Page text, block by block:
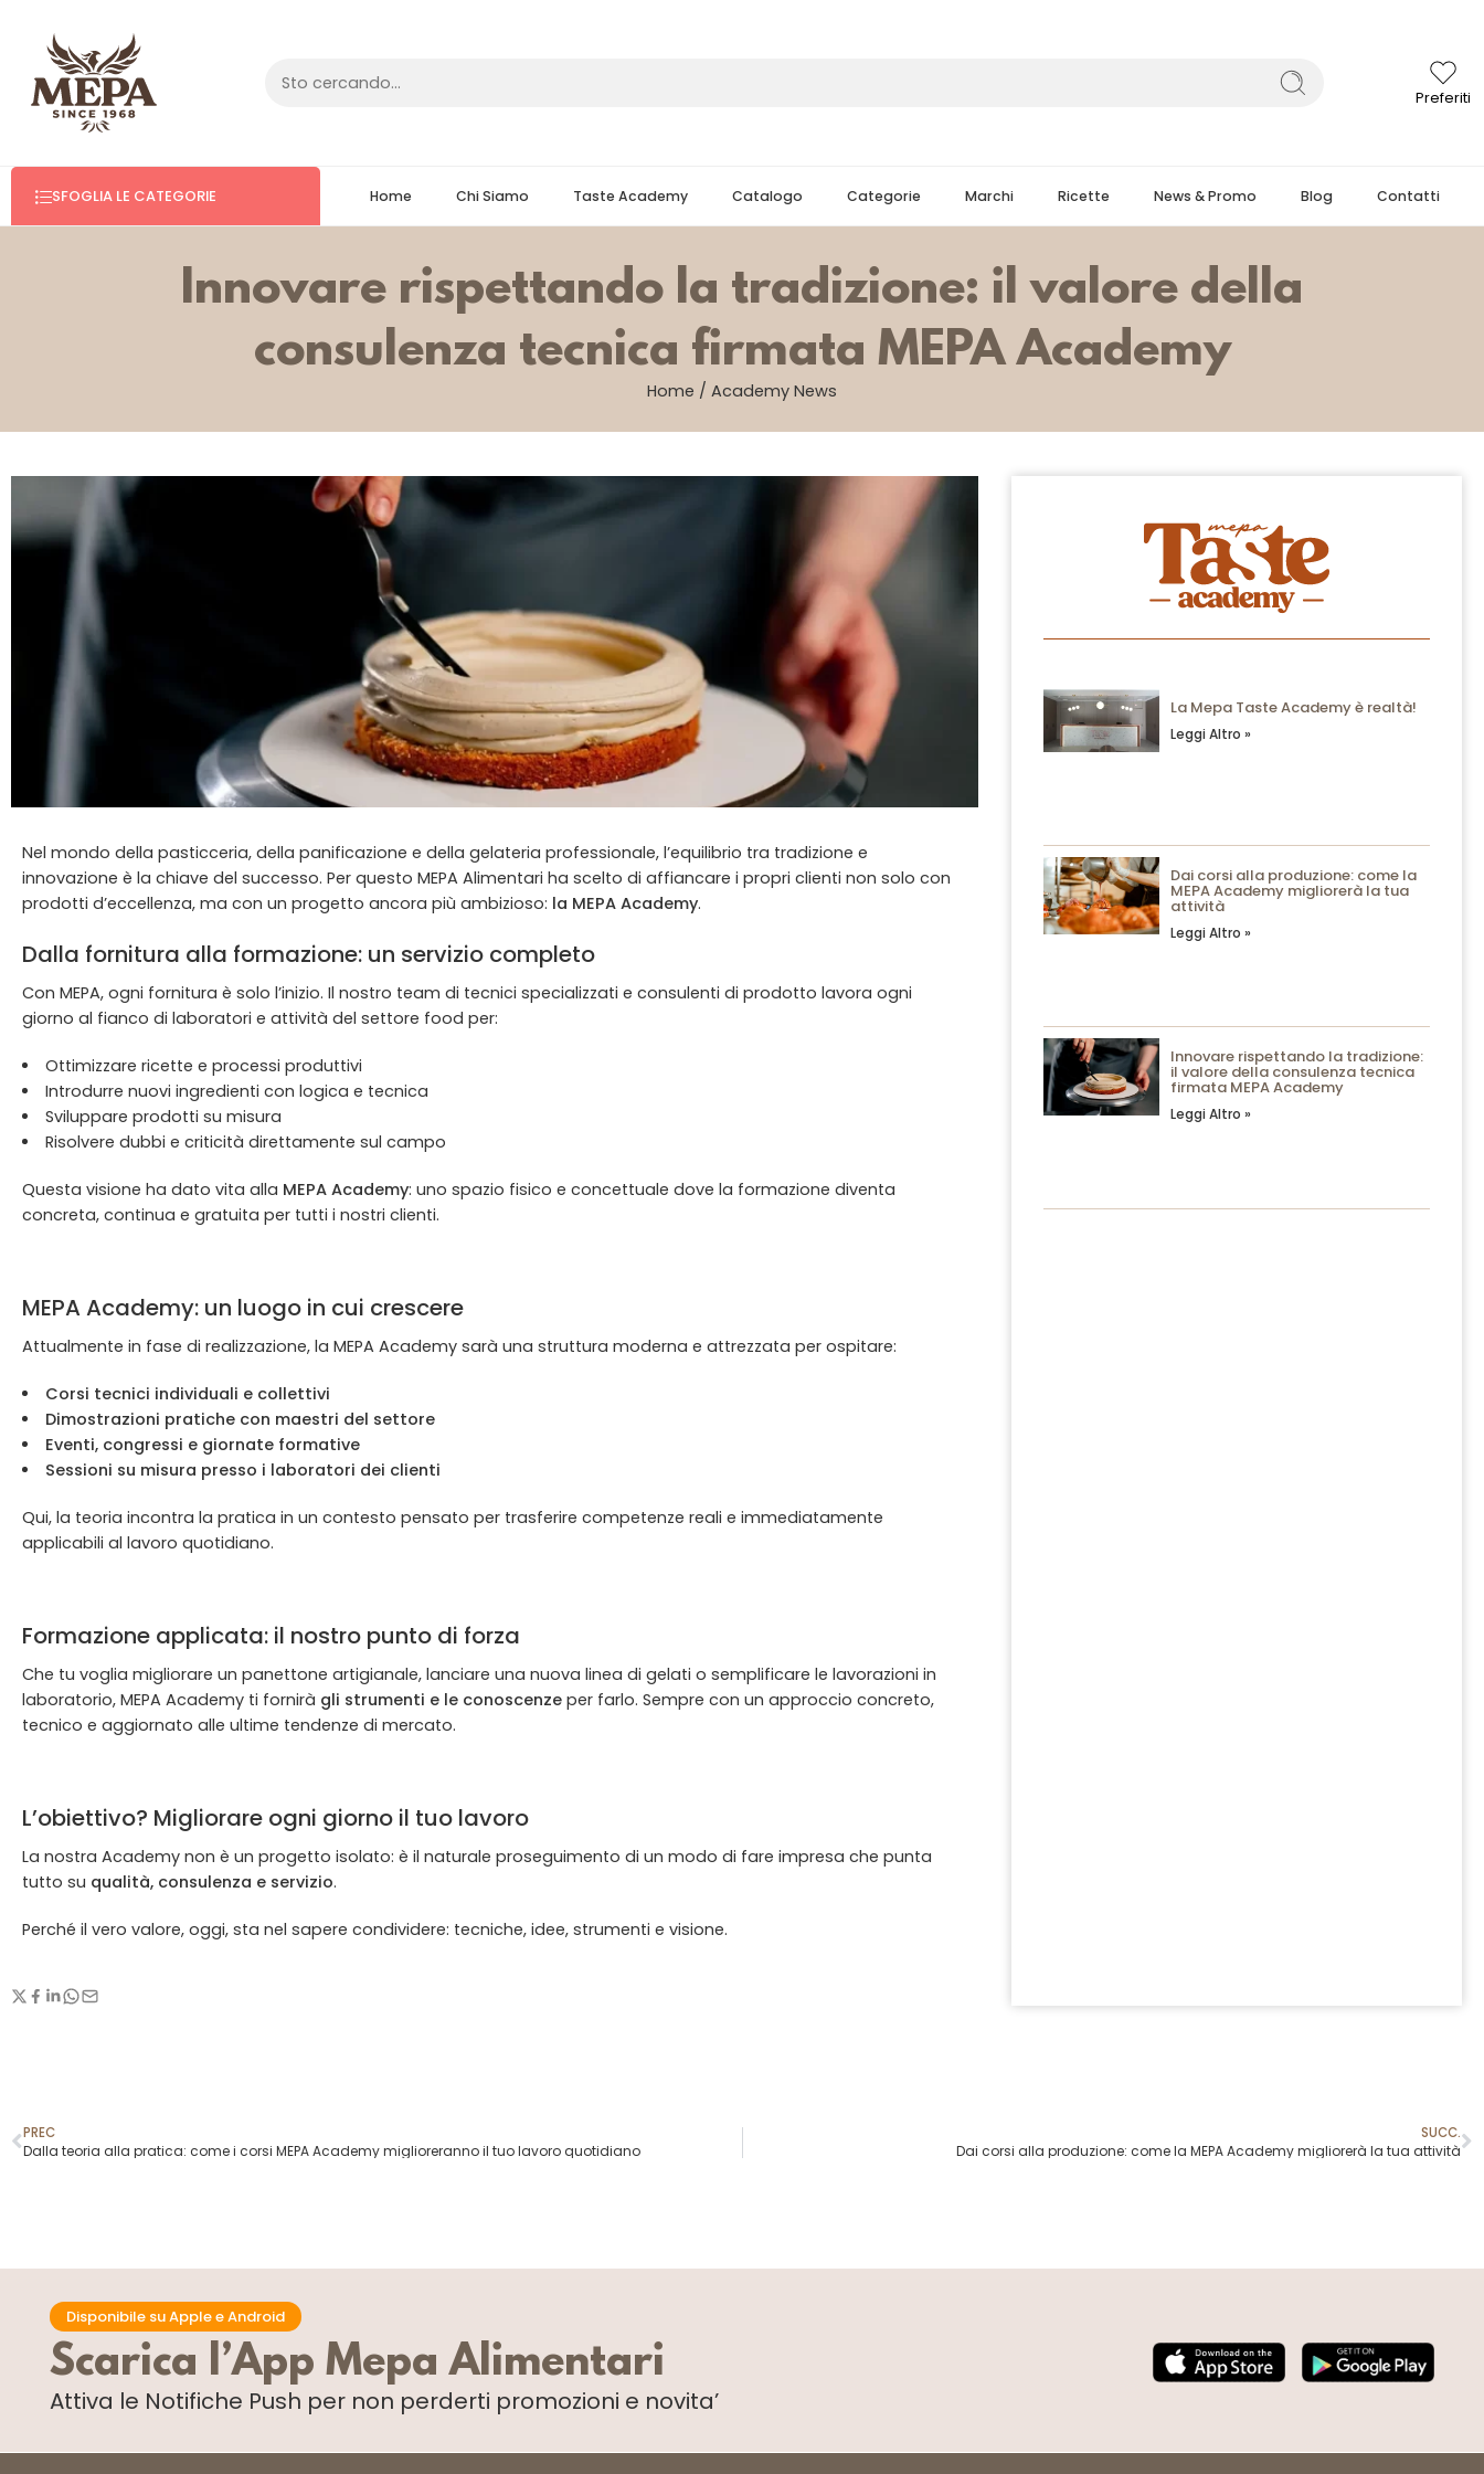
Preferiti
SFOGLIA LE CATEGORIE Home Chi Siamo Taste Academy Catalogo Categorie Marchi Ricette News & Promo Blog Contatti
Innovare rispettando la tradizione: il valore della
consulenza tecnica firmata MEPA Academy
Home / Academy News
Nel mondo della pasticceria, della panificazione e della gelateria professionale, l’equilibrio tra tradizione e
innovazione è la chiave del successo. Per questo MEPA Alimentari ha scelto di affiancare i propri clienti non solo con
prodotti d’eccellenza, ma con un progetto ancora più ambizioso: la MEPA Academy.
Dalla fornitura alla formazione: un servizio completo
Con MEPA, ogni fornitura è solo l’inizio. Il nostro team di tecnici specializzati e consulenti di prodotto lavora ogni
giorno al fianco di laboratori e attività del settore food per:
Ottimizzare ricette e processi produttivi
Introdurre nuovi ingredienti con logica e tecnica
Sviluppare prodotti su misura
Risolvere dubbi e criticità direttamente sul campo
Questa visione ha dato vita alla MEPA Academy: uno spazio fisico e concettuale dove la formazione diventa
concreta, continua e gratuita per tutti i nostri clienti.
MEPA Academy: un luogo in cui crescere
Attualmente in fase di realizzazione, la MEPA Academy sarà una struttura moderna e attrezzata per ospitare:
Corsi tecnici individuali e collettivi
Dimostrazioni pratiche con maestri del settore
Eventi, congressi e giornate formative
Sessioni su misura presso i laboratori dei clienti
Qui, la teoria incontra la pratica in un contesto pensato per trasferire competenze reali e immediatamente
applicabili al lavoro quotidiano.
Formazione applicata: il nostro punto di forza
Che tu voglia migliorare un panettone artigianale, lanciare una nuova linea di gelati o semplificare le lavorazioni in
laboratorio, MEPA Academy ti fornirà gli strumenti e le conoscenze per farlo. Sempre con un approccio concreto,
tecnico e aggiornato alle ultime tendenze di mercato.
L’obiettivo? Migliorare ogni giorno il tuo lavoro
La nostra Academy non è un progetto isolato: è il naturale proseguimento di un modo di fare impresa che punta
tutto su qualità, consulenza e servizio.
Perché il vero valore, oggi, sta nel sapere condividere: tecniche, idee, strumenti e visione.
La Mepa Taste Academy è realtà!
Leggi Altro »
Dai corsi alla produzione: come la
MEPA Academy migliorerà la tua
attività
Leggi Altro »
Innovare rispettando la tradizione:
il valore della consulenza tecnica
firmata MEPA Academy
Leggi Altro »
PREC
Dalla teoria alla pratica: come i corsi MEPA Academy miglioreranno il tuo lavoro quotidiano
SUCC.
Dai corsi alla produzione: come la MEPA Academy migliorerà la tua attività
Disponibile su Apple e Android
Scarica l’App Mepa Alimentari
Attiva le Notifiche Push per non perderti promozioni e novita’